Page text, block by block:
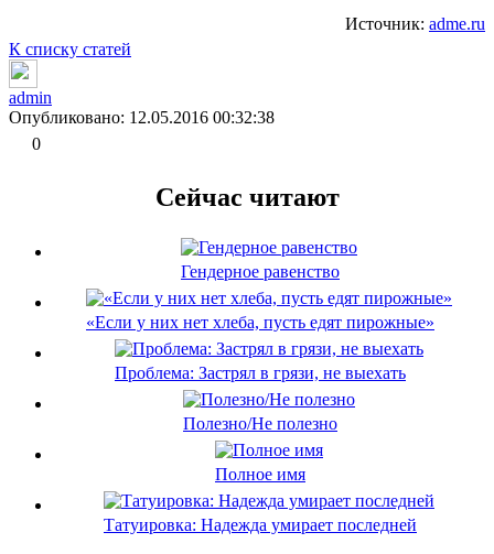
Источник: adme.ru
К списку статей
admin
Опубликовано: 12.05.2016 00:32:38
0
Сейчас читают
Гендерное равенство
«Если у них нет хлеба, пусть едят пирожные»
Проблема: Застрял в грязи, не выехать
Полезно/Не полезно
Полное имя
Татуировка: Надежда умирает последней